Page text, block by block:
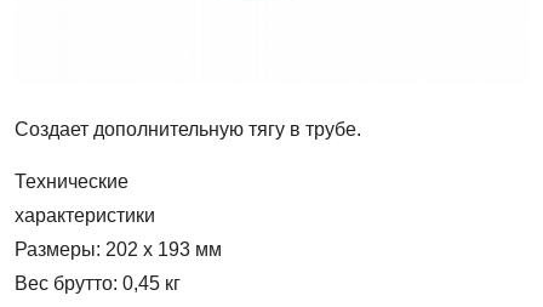
Создает дополнительную тягу в трубе.
Технические
характеристики
Размеры: 202 х 193 мм
Вес брутто: 0,45 кг